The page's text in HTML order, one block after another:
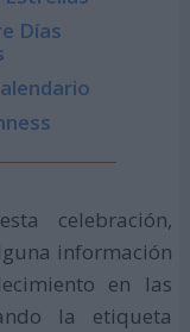
Días
celebración,
información
en las
la etiqueta